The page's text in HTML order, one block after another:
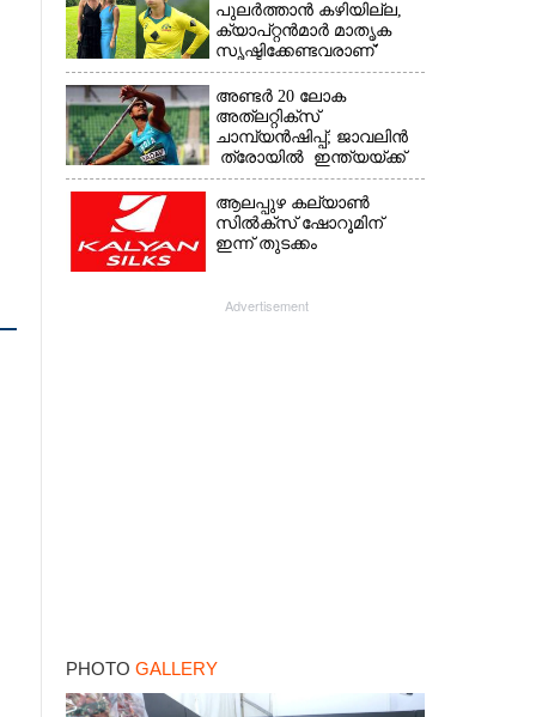
പുലർത്താൻ കഴിയില്ല,​
ക്യാപ്റ്റൻമാർ മാതൃക
സൃഷ്ടിക്കേണ്ടവരാണ്'
വിമർശനവുമായി ക്രിക്കറ്റ്
താരത്തിന്റെ ഭാര്യ
അണ്ടർ 20 ലോക
അത്‌ലറ്റിക്സ്
ചാമ്പ്യൻഷിപ്പ്; ജാവലിൻ
ത്രോയിൽ ഇന്ത്യയ്ക്ക്
വെള്ളി
ആലപ്പുഴ കല്യാൺ
സിൽക്‌സ് ഷോറൂമിന്
ഇന്ന് തുടക്കം
Advertisement
PHOTO GALLERY